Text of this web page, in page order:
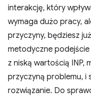
interakcję, który
wymaga dużo pracy,
przyczyny, będziesz
metodyczne
z niską wartością INP,
przyczyną problemu, i
rozwiązanie. Do